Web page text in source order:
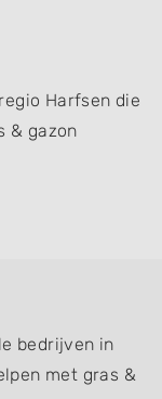
Harfsen die
& gazon
bedrijven in
met gras &